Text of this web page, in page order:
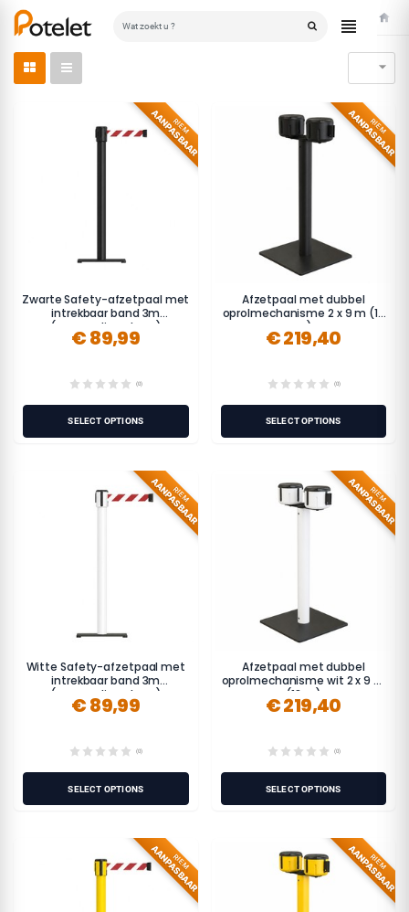
Home

RIEM
AANPASBAAR
Zwarte Safety-afzetpaal met
intrekbaar band 3m
(personaliseerbaar)
€ 89,99
(0)
SELECT OPTIONS
RIEM
AANPASBAAR
Afzetpaal met dubbel
oprolmechanisme 2 x 9 m (18
m)
€ 219,40
(0)
SELECT OPTIONS
RIEM
AANPASBAAR
Witte Safety-afzetpaal met
intrekbaar band 3m
(personaliseerbaar)
€ 89,99
(0)
SELECT OPTIONS
RIEM
AANPASBAAR
Afzetpaal met dubbel
oprolmechanisme wit 2 x 9 m
(18 m)
€ 219,40
(0)
SELECT OPTIONS
RIEM
AANPASBAAR RIEM
AANPASBAAR